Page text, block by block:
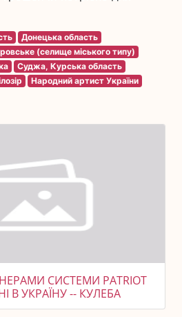
Донецька область
(селище міського типу)
Суджа, Курська область
Народний артист України
СИСТЕМИ PATRIOT
В УКРАЇНУ -- КУЛЕБА